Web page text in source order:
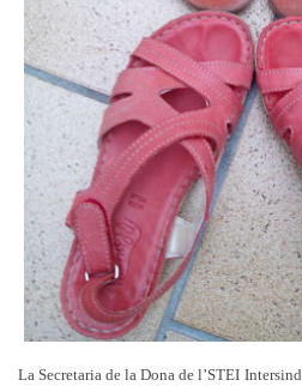
La Secretaria de la Dona de l’STEI